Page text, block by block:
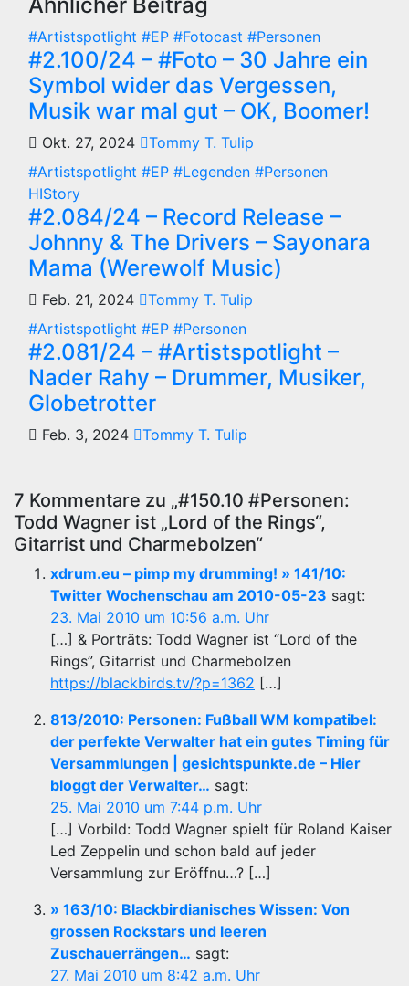
#Artistspotlight #EP #Fotocast #Personen
#2.100/24 – #Foto – 30 Jahre ein
Symbol wider das Vergessen,
Musik war mal gut – OK, Boomer!
Okt. 27, 2024
Tommy T. Tulip
#Artistspotlight #EP #Legenden #Personen
HIStory
#2.084/24 – Record Release –
Johnny & The Drivers – Sayonara
Mama (Werewolf Music)
Feb. 21, 2024
Tommy T. Tulip
#Artistspotlight #EP #Personen
#2.081/24 – #Artistspotlight –
Nader Rahy – Drummer, Musiker,
Globetrotter
Feb. 3, 2024 Tommy T. Tulip
7 Kommentare zu „#150.10 #Personen:
Todd Wagner ist „Lord of the Rings“,
Gitarrist und Charmebolzen“
xdrum.eu – pimp my drumming! » 141/10:
Twitter Wochenschau am 2010-05-23 sagt:
23. Mai 2010 um 10:56 a.m. Uhr
[…] & Porträts: Todd Wagner ist “Lord of the
Rings”, Gitarrist und Charmebolzen
https://blackbirds.tv/?p=1362 […]
813/2010: Personen: Fußball WM kompatibel:
der perfekte Verwalter hat ein gutes Timing für
Versammlungen | gesichtspunkte.de – Hier
bloggt der Verwalter… sagt:
25. Mai 2010 um 7:44 p.m. Uhr
[…] Vorbild: Todd Wagner spielt für Roland Kaiser
Led Zeppelin und schon bald auf jeder
Versammlung zur Eröffnu…? […]
» 163/10: Blackbirdianisches Wissen: Von
grossen Rockstars und leeren
Zuschauerrängen… sagt:
27. Mai 2010 um 8:42 a.m. Uhr